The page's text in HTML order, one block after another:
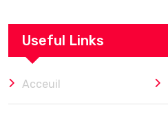
Useful Links
Acceuil